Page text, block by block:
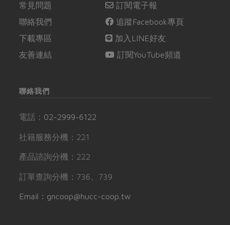
常見問題
聯絡我們
下載專區
友善連結
訂閱電子報
追蹤Facebook專頁
加入LINE好友
訂閱YouTube頻道
聯絡我們
電話： 02-2999-6122
社籍服務分機：221
產品諮詢分機：222
訂單查詢分機：736、739
Email：gncoop@hucc-coop.tw